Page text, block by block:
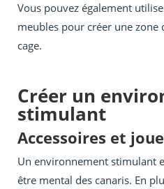
Vous pouvez également
meubles pour créer une zone
cage.
Créer un
stimulant
Accessoires et
Un environnement stimulant
être mental des canaris. En